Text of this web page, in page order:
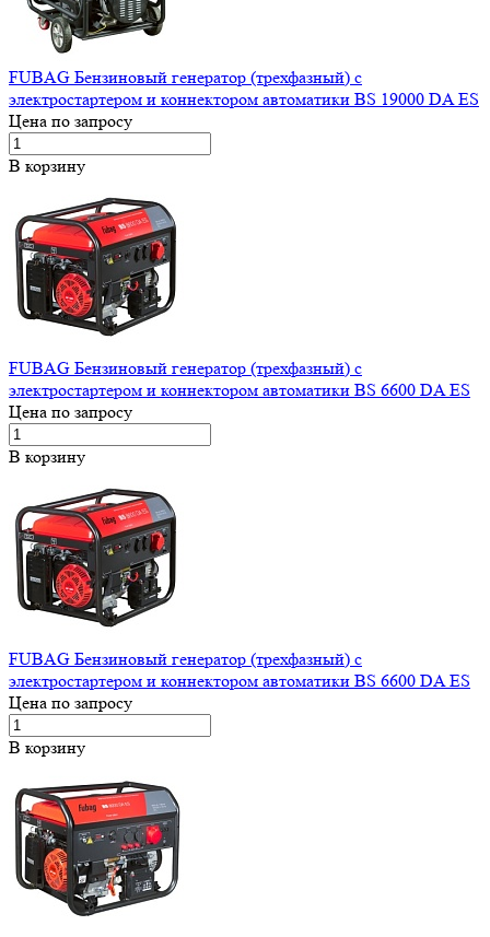
FUBAG Бензиновый генератор (трехфазный) с
электростартером и коннектором автоматики BS 19000 DA ES
Цена по запросу
В корзину
FUBAG Бензиновый генератор (трехфазный) с
электростартером и коннектором автоматики BS 6600 DA ES
Цена по запросу
В корзину
FUBAG Бензиновый генератор (трехфазный) с
электростартером и коннектором автоматики BS 6600 DA ES
Цена по запросу
В корзину